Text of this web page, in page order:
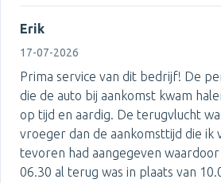
Erik
17-07-2026
Prima service van dit bedrijf! De
die de auto bij aankomst kwam
op tijd en aardig. De terugvlucht
vroeger dan de aankomsttijd die ik
tevoren had aangegeven waardoor
06.30 al terug was in plaats van